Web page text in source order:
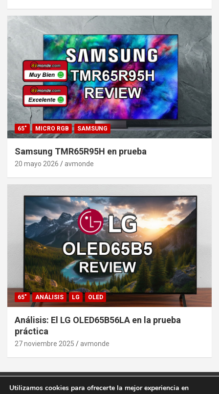
65" MICRO RGB SAMSUNG
Samsung TMR65R95H en prueba
20 mayo 2026 avmonde
65" ANÁLISIS LG OLED
Análisis: El LG OLED65B56LA en la prueba
práctica
27 noviembre 2025 avmonde
Copyright ©2026AVMonde.com | Descubre las Últimas
Utilizamos cookies para ofrecerte la mejor experiencia en